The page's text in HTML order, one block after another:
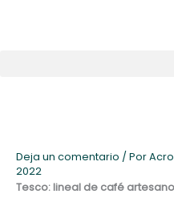
Deja un comentario / Por
2022
Tesco: lineal de café artesano